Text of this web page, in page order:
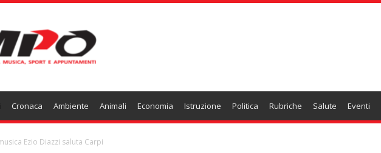
Cronaca Ambiente Animali Economia Istruzione Politica Rubriche Salute Eventi
Ezio Diazzi saluta Carpi